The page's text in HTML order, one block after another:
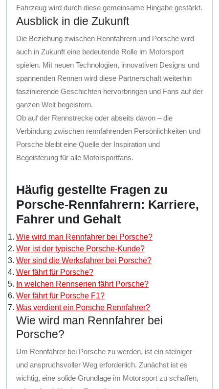
Fahrzeug wird durch diese gemeinsame Hingabe gestärkt.
Ausblick in die Zukunft
Die Beziehung zwischen Rennfahrern und Porsche wird
auch in Zukunft eine bedeutende Rolle im Motorsport
spielen. Mit neuen Technologien, innovativen Designs und
spannenden Rennen wird diese Partnerschaft weiterhin
faszinierende Geschichten hervorbringen und Fans auf der
ganzen Welt begeistern.
Ob auf der Rennstrecke oder abseits davon – die
Verbindung zwischen rennfahrenden Persönlichkeiten und
Porsche bleibt eine Quelle der Inspiration und
Begeisterung für alle Motorsportfans.
Häufig gestellte Fragen zu
Porsche-Rennfahrern: Karriere,
Fahrer und Gehalt
Wie wird man Rennfahrer bei Porsche?
Wer ist der typische Porsche-Kunde?
Wer sind die Werksfahrer bei Porsche?
Wer fährt für Porsche?
In welchen Rennserien fährt Porsche?
Wer fährt für Porsche F1?
Was verdient ein Porsche Rennfahrer?
Wie wird man Rennfahrer bei
Porsche?
Um Rennfahrer bei Porsche zu werden, ist ein steiniger
und anspruchsvoller Weg erforderlich. Zunächst ist es
wichtig, eine solide Grundlage im Motorsport zu schaffen,